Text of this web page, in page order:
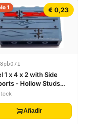
€ 0,23
1
1 x 4 x 2 with Side
- Hollow Studs
Boards, Wood
(Sticker) - Set
Añadir